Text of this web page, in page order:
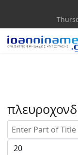
Enter Part of Title
Display #